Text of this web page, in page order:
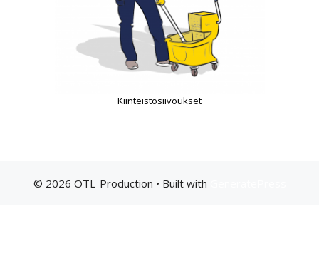
Kiinteistösiivoukset
© 2026 OTL-Production • Built with